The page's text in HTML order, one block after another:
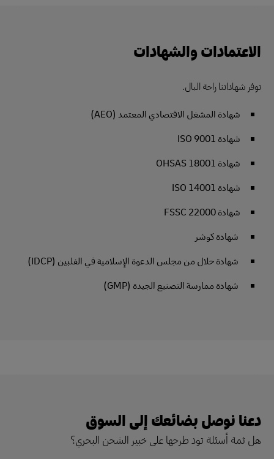
الاعتمادات والشهادات
توفر شهاداتنا راحة البال.
شهادة المشغل الاقتصادي المعتمد (AEO)
شهادة ISO 9001
شهادة OHSAS 18001
شهادة ISO 14001
شهادة FSSC 22000
شهادة كوشر
شهادة حلال من مجلس الدعوة الإسلامية في الفلبين (IDCP)
شهادة ممارسة التصنيع الجيدة (GMP)
دعنا نوصل بضائعك إلى السوق
هل ثمة أسئلة تود طرحها على خبير الشحن البحري؟